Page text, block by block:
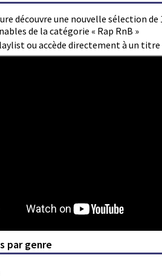
découvre une nouvelle sélection de
de la catégorie « Rap RnB »
ou accède directement à un titre
par genre